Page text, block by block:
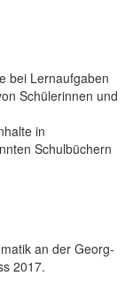
bei Lernaufgaben
Schülerinnen und
in
Schulbüchern
an der Georg-
2017.